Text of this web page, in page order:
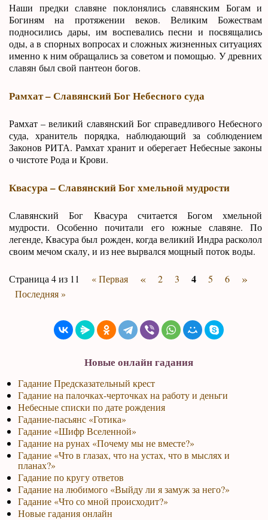
Наши предки славяне поклонялись славянским Богам и
Богиням на протяжении веков. Великим Божествам
подносились дары, им воспевались песни и посвящались
оды, а в спорных вопросах и сложных жизненных ситуациях
именно к ним обращались за советом и помощью. У древних
славян был свой пантеон богов.
Рамхат – Славянский Бог Небесного суда
Рамхат – великий славянский Бог справедливого Небесного
суда, хранитель порядка, наблюдающий за соблюдением
Законов РИТА. Рамхат хранит и оберегает Небесные законы
о чистоте Рода и Крови.
Квасура – Славянский Бог хмельной мудрости
Славянский Бог Квасура считается Богом хмельной
мудрости. Особенно почитали его южные славяне. По
легенде, Квасура был рожден, когда великий Индра расколол
своим мечом скалу, и из нее вырвался мощный поток воды.
Страница 4 из 11 « Первая « 2 3 4 5 6 »
Последняя »
Новые онлайн гадания
Гадание Предсказательный крест
Гадание на палочках-черточках на работу и деньги
Небесные списки по дате рождения
Гадание-пасьянс «Готика»
Гадание «Шифр Вселенной»
Гадание на рунах «Почему мы не вместе?»
Гадание «Что в глазах, что на устах, что в мыслях и
планах?»
Гадание по кругу ответов
Гадание на любимого «Выйду ли я замуж за него?»
Гадание «Что со мной происходит?»
Новые гадания онлайн